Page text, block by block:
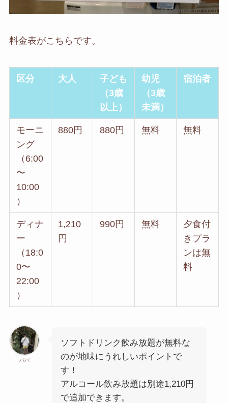
料金表がこちらです。
区分 大人
子ども
（3歳
以上）
幼児
（3歳
未満）
宿泊者
モーニ
ング
（6:00
〜
10:00
）
880円 880円 無料 無料
ディナ
ー
（18:0
0〜
22:00
）
1,210
円
990円 無料
夕食付
きプラ
ンは無
料
パパ
ソフトドリンク飲み放題が無料な
のが地味にうれしいポイントで
す！
アルコール飲み放題は別途1,210円
で追加できます。